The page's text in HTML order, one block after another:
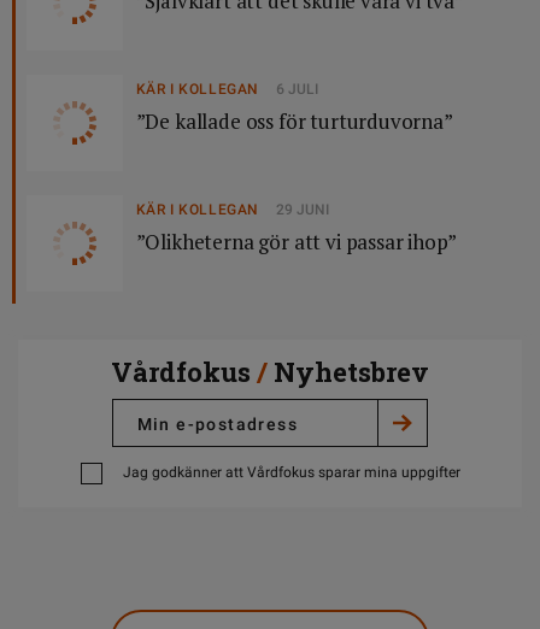
KÄR I KOLLEGAN 6 JULI
”De kallade oss för turturduvorna”
KÄR I KOLLEGAN 29 JUNI
”Olikheterna gör att vi passar ihop”
Vårdfokus / Nyhetsbrev
Jag godkänner att Vårdfokus sparar mina uppgifter